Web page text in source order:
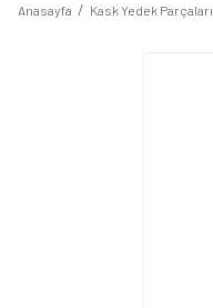
Anasayfa Kask Yedek Parçaları